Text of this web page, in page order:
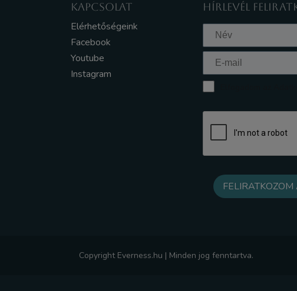
KAPCSOLAT
Elérhetőségeink
Facebook
Youtube
Instagram
HÍRLEVÉL
Copyright Everness.hu | Minden jog fenntartva.